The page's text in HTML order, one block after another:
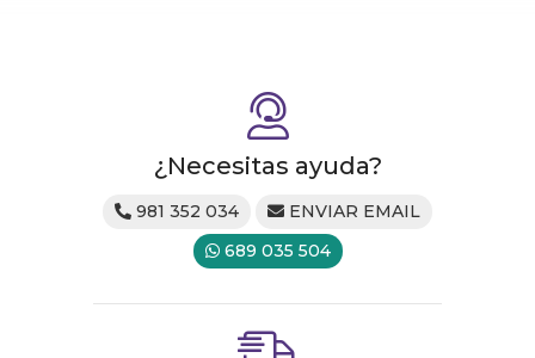
¿Necesitas ayuda?
981 352 034
ENVIAR EMAIL
689 035 504